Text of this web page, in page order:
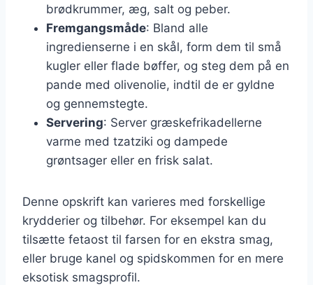
brødkrummer, æg, salt og peber.
Fremgangsmåde: Bland alle
ingredienserne i en skål, form dem til små
kugler eller flade bøffer, og steg dem på en
pande med olivenolie, indtil de er gyldne
og gennemstegte.
Servering: Server græskefrikadellerne
varme med tzatziki og dampede
grøntsager eller en frisk salat.
Denne opskrift kan varieres med forskellige
krydderier og tilbehør. For eksempel kan du
tilsætte fetaost til farsen for en ekstra smag,
eller bruge kanel og spidskommen for en mere
eksotisk smagsprofil.